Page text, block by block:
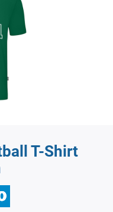
T-Shirt